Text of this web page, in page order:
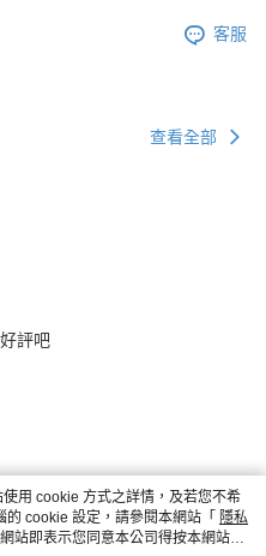
客服
查看全部
評吧
用 cookie 方式之詳情，及若您不希
cookie 設定，請參閱本網站「 隱私
站即表示您同意本公司得按本網站使